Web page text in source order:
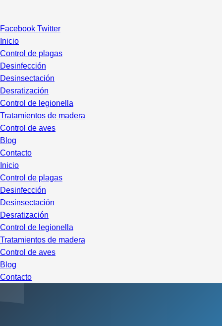
al
contenido
Facebook Twitter
Inicio
Control de plagas
Desinfección
Desinsectación
Desratización
Control de legionella
Tratamientos de madera
Control de aves
Blog
Contacto
Inicio
Control de plagas
Desinfección
Desinsectación
Desratización
Control de legionella
Tratamientos de madera
Control de aves
Blog
Contacto